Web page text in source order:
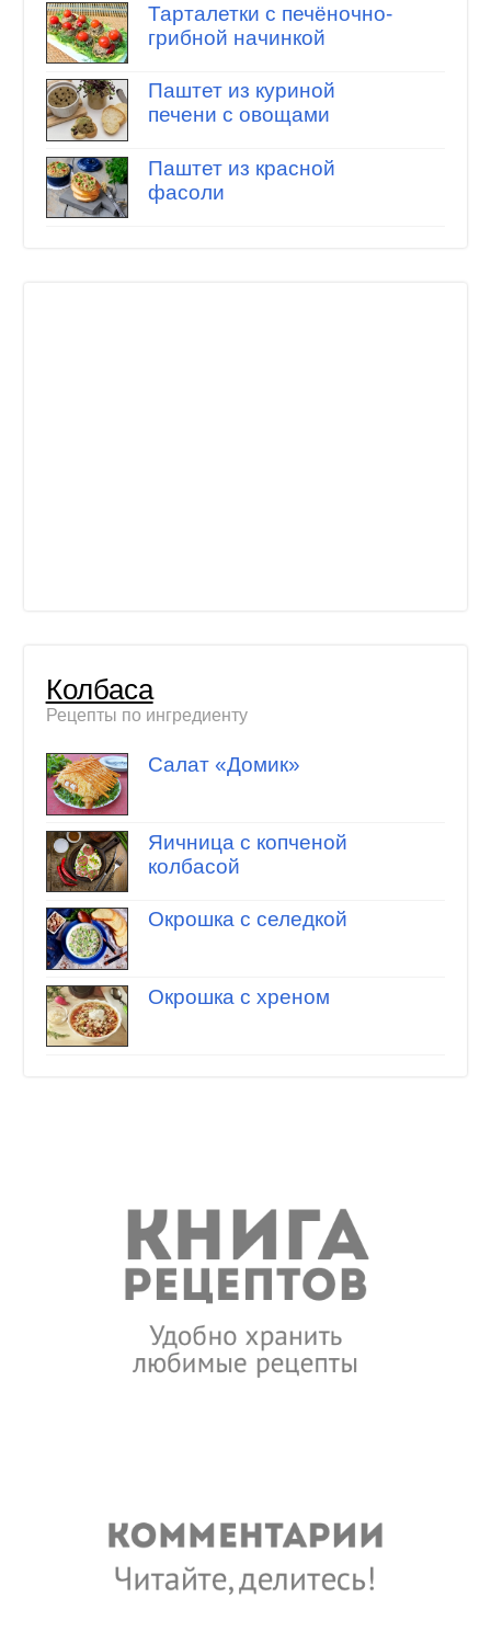
Тарталетки с печёночно-
грибной начинкой
Паштет из куриной
печени с овощами
Паштет из красной
фасоли
Колбаса
Рецепты по ингредиенту
Салат «Домик»
Яичница с копченой
колбасой
Окрошка с селедкой
Окрошка с хреном